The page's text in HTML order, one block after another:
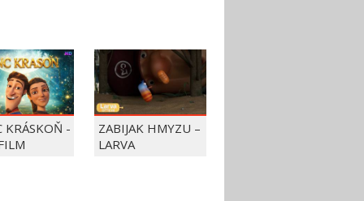
KRÁSKOŇ -
ZABIJAK HMYZU –
LARVA